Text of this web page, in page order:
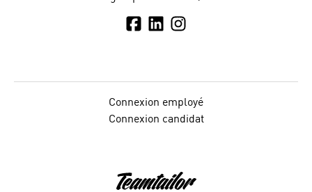
Connexion employé
Connexion candidat